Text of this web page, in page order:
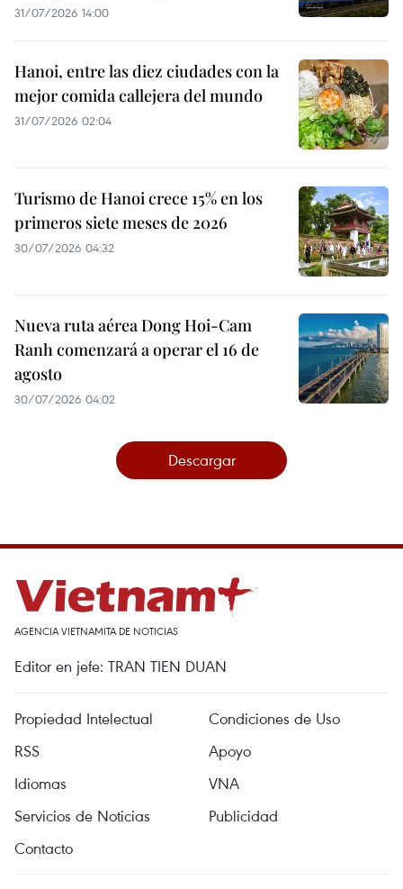
31/07/2026 14:00
Hanoi, entre las diez ciudades con la
mejor comida callejera del mundo
31/07/2026 02:04
Turismo de Hanoi crece 15% en los
primeros siete meses de 2026
30/07/2026 04:32
Nueva ruta aérea Dong Hoi-Cam
Ranh comenzará a operar el 16 de
agosto
30/07/2026 04:02
Descargar
AGENCIA VIETNAMITA DE NOTICIAS
Editor en jefe: TRAN TIEN DUAN
Propiedad Intelectual
Condiciones de Uso
RSS
Apoyo
Idiomas
VNA
Servicios de Noticias
Publicidad
Contacto